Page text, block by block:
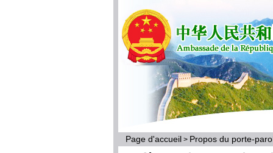
Page d'accueil > Propos du porte-